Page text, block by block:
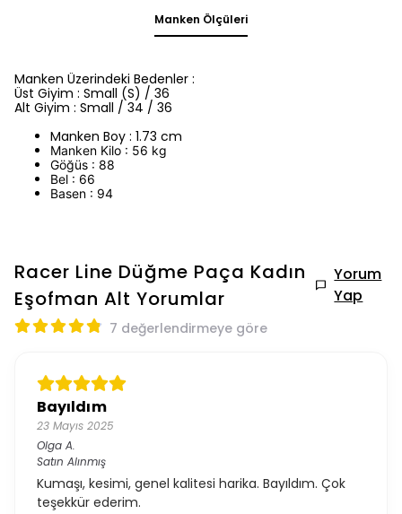
Manken Ölçüleri
Manken Üzerindeki Bedenler :
Üst Giyim : Small (S) / 36
Alt Giyim : Small / 34 / 36
Manken Boy : 1.73 cm
Manken Kilo : 56 kg
Göğüs : 88
Bel : 66
Basen : 94
Racer Line Düğme Paça Kadın
Eşofman Alt Yorumlar
Yorum
Yap
7 değerlendirmeye göre
Bayıldım
23 Mayıs 2025
Olga A.
Satın Alınmış
Kumaşı, kesimi, genel kalitesi harika. Bayıldım. Çok
teşekkür ederim.